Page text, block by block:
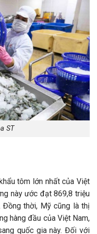
ST
tôm lớn nhất của Việt
này ước đạt 869,8 triệu
Đồng thời, Mỹ cũng là thị
hàng đầu của Việt Nam,
quốc gia này. Đối với